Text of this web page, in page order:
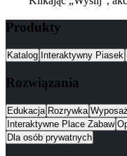
Produkty
Katalog Interaktywny Piasek
Rozwiązania
Edukacja Rozrywka
Interaktywne Place Zabaw
Dla osób prywatnych